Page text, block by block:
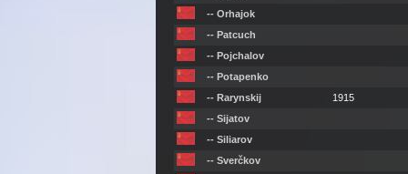
-- Orhajok
-- Patcuch
-- Pojchalov
-- Potapenko
-- Rarynskij
1915
-- Sijatov
-- Siliarov
-- Sverčkov